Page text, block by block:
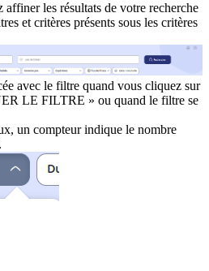
affiner les résultats de votre recherche
et critères présents sous les critères
avec le filtre quand vous cliquez sur
LE FILTRE » ou quand le filtre se
un compteur indique le nombre